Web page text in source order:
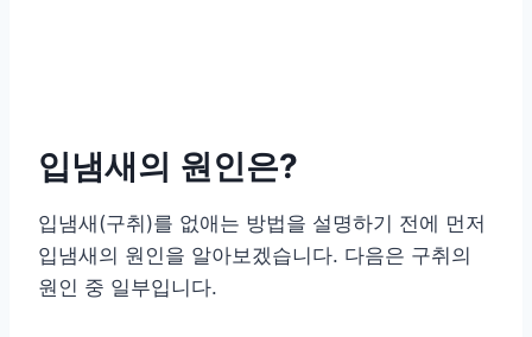
입냄새의 원인은?
입냄새(구취)를 없애는 방법을 설명하기 전에 먼저
입냄새의 원인을 알아보겠습니다. 다음은 구취의
원인 중 일부입니다.